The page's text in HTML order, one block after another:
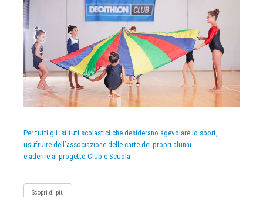
Per tutti gli istituti scolastici che desiderano agevolare lo sport,
usufruire dell’associazione delle carte dei propri alunni
e aderire al progetto Club e Scuola
Scopri di più